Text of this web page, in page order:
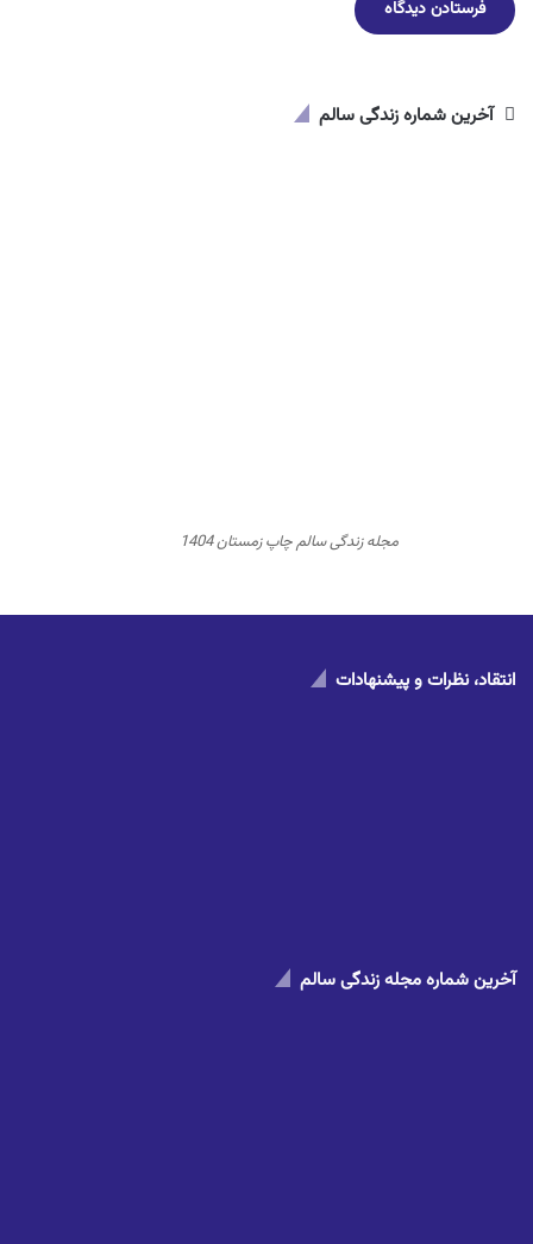
آخرین شماره زندگی سالم
مجله زندگی سالم چاپ زمستان 1404
انتقاد، نظرات و پیشنهادات
آخرین شماره مجله زندگی سالم